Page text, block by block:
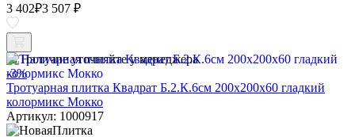
3 402₽3 507 ₽
Наличие уточняйте у менеджера
-3%
Тротуарная плитка Квадрат Б.2.К.6см 200х200х60 гладкий
колормикс Мокко
Артикул: 1000917